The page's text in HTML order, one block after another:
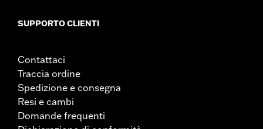
SUPPORTO CLIENTI
Contattaci
Traccia ordine
Spedizione e consegna
Resi e cambi
Domande frequenti